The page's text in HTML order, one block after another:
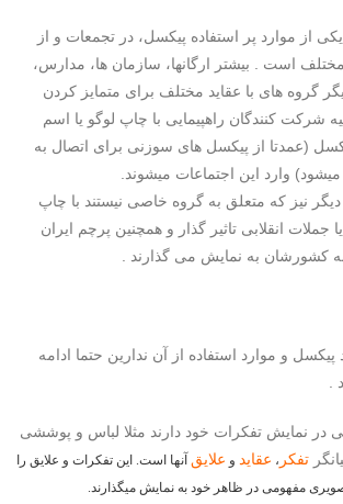
از موارد پر استفاده پیکسل، در تجمعات و از
است . بیشتر ارگانها، سازمان ها، مدارس،
گروه های با عقاید مختلف برای متمایز کردن
شرکت کنندگان راهپیمایی با چاپ لوگو یا اسم
(عمدتا از پیکسل های سوزنی برای اتصال به
وارد این اجتماعات میشوند.
دیگر نیز که متعلق به گروه خاصی نیستند با چاپ
جملات انقلابی تاثیر گذار و همچنین پرچم ایران
کشورشان به نمایش می گذارند .
پیکسل و موارد استفاده از آن ندارین حتما ادامه
.
در نمایش تفکرات خود دارند مثلا لباس و پوششی
تفکر ، عقاید و علایق آنها است. این تفکرات و علایق را
مفهومی در ظاهر خود به نمایش میگذارند.